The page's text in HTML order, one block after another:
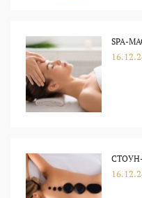
SPA-